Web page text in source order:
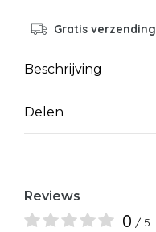
Gratis verzending
Beschrijving
Delen
Reviews
0 / 5